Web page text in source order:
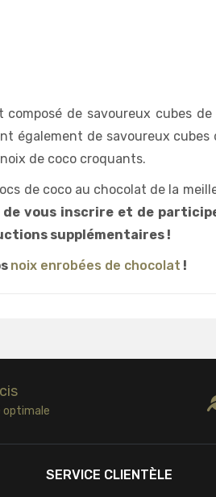
de savoureux cubes
également de savoureux
de coco croquants.
de coco au chocolat de la
de vous inscrire et de
supplémentaires !
noix enrobées de chocolat !
optimale
SERVICE CLIENTÈLE